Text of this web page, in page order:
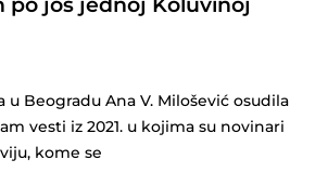
u Beogradu Ana V. Milošević osudila
vesti iz 2021. u kojima su novinari
kome se